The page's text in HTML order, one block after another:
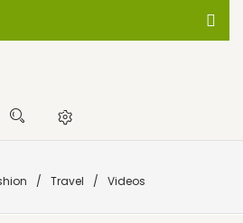
/ Travel / Videos